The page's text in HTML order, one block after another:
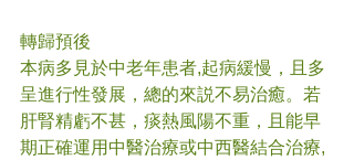
轉歸預後
本病多見於中老年患者,起病緩慢，且多
呈進行性發展，總的來説不易治癒。若
肝腎精虧不甚，痰熱風陽不重，且能早
期正確運用中醫治療或中西醫結合治療,